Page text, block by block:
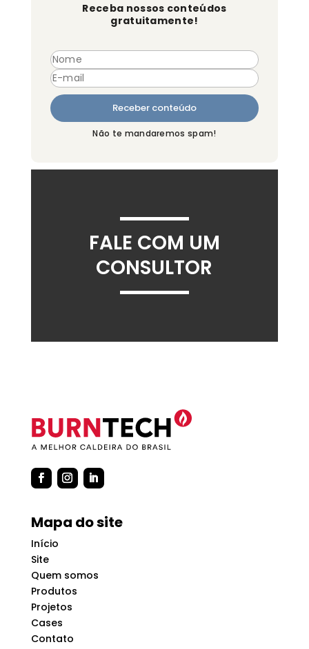
Receba nossos conteúdos
gratuitamente!
Não te mandaremos spam!
FALE COM UM
CONSULTOR
Mapa do site
Início
Site
Quem somos
Produtos
Projetos
Cases
Contato